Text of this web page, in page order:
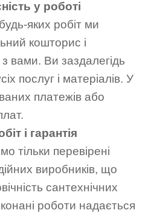
у роботі
яких робіт ми
кошторис і
вами. Ви заздалегідь
послуг і матеріалів. У
платежів або
і гарантія
тільки перевірені
виробників, що
сантехнічних
роботи надається